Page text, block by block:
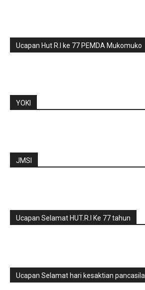
Ucapan Hut R.I ke 77 PEMDA Mukomuko
YOKI
JMSI
Ucapan Selamat HUT.R.I Ke 77 tahun
Ucapan Selamat hari kesaktian pancasila